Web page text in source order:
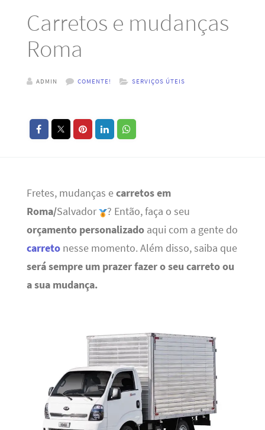
Carretos e mudanças
Roma
ADMIN COMENTE! SERVIÇOS ÚTEIS
Fretes, mudanças ecarretos em
Roma/Salvador
? Então, faça o seu
orçamento personalizadoaqui com a gente do
carretonesse momento. Além disso, saiba que
será sempre um prazer fazer o seu carreto ou
a sua mudança.